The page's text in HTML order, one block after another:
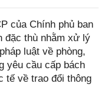
của Chính phủ ban
đặc thù nhằm xử lý
luật về phòng,
yêu cầu cấp bách
tế về trao đổi thông